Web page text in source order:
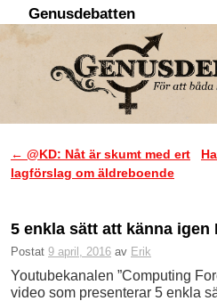
Genusdebatten
Inläggsnavigering
← @KD: Nåt är skumt med ert
lagförslag om äldreboende
5 enkla sätt att känna igen
Postat 9 april, 2016 av Erik
Youtubekanalen ”Computing
video som presenterar 5 enkla